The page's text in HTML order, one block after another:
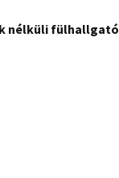
nélküli fülhallgató